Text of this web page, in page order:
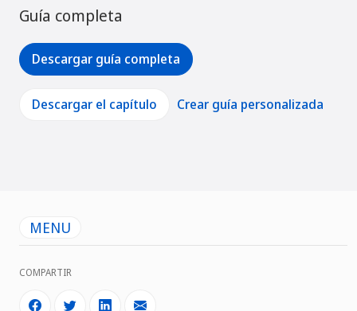
Guía completa
Descargar guía completa
Descargar el capítulo Crear guía personalizada
MENU
COMPARTIR